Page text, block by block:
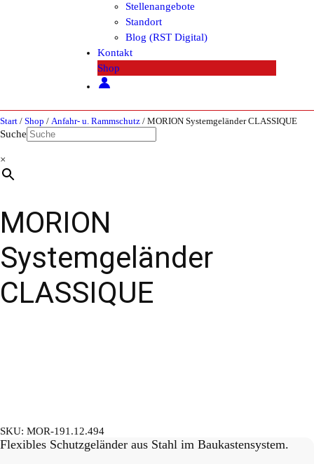
Stellenangebote
Standort
Blog (RST Digital)
Kontakt
Shop
Start / Shop / Anfahr- u. Rammschutz / MORION Systemgeländer CLASSIQUE
Suche
×
MORION
Systemgeländer
CLASSIQUE
SKU: MOR-191.12.494
Flexibles Schutzgeländer aus Stahl im Baukastensystem.